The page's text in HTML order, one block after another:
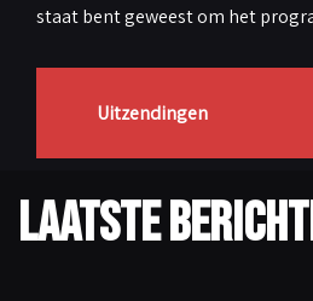
staat bent geweest om het
Uitzendingen
LAATSTE